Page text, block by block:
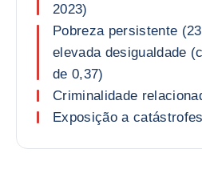
2023)
Pobreza persistente
elevada desigualdade
de 0,37)
Criminalidade
Exposição a